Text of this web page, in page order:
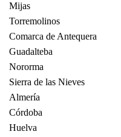
Mijas
Torremolinos
Comarca de Antequera
Guadalteba
Nororma
Sierra de las Nieves
Almería
Córdoba
Huelva